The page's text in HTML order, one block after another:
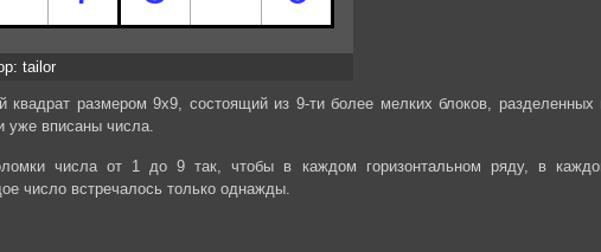
tailor
квадрат размером 9х9, состоящий из 9-ти более мелких блоков, разделенных
уже вписаны числа.
числа от 1 до 9 так, чтобы в каждом горизонтальном ряду, в
число встречалось только однажды.